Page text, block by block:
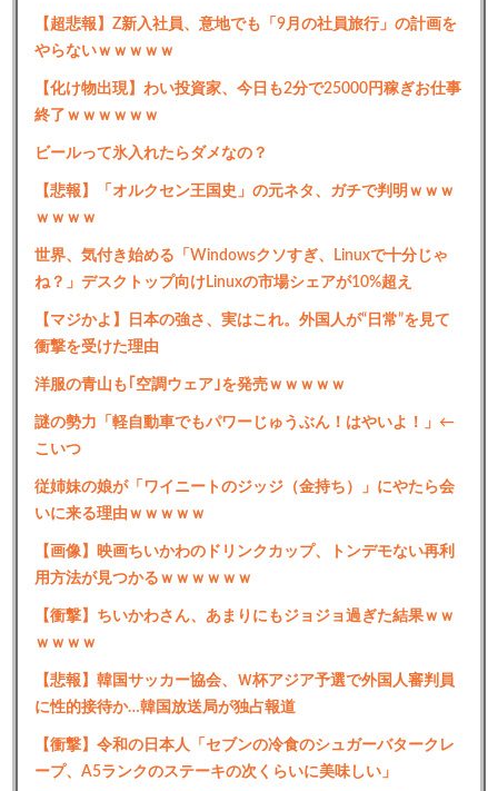
【超悲報】Z新入社員、意地でも「9月の社員旅行」の計画を
やらないｗｗｗｗｗ
【化け物出現】わい投資家、今日も2分で25000円稼ぎお仕事
終了ｗｗｗｗｗｗ
ビールって氷入れたらダメなの？
【悲報】「オルクセン王国史」の元ネタ、ガチで判明ｗｗｗ
ｗｗｗｗ
世界、気付き始める「Windowsクソすぎ、Linuxで十分じゃ
ね？」デスクトップ向けLinuxの市場シェアが10%超え
【マジかよ】日本の強さ、実はこれ。外国人が“日常”を見て
衝撃を受けた理由
洋服の青山も｢空調ウェア｣を発売ｗｗｗｗｗ
謎の勢力「軽自動車でもパワーじゅうぶん！はやいよ！」←
こいつ
従姉妹の娘が「ワイニートのジッジ（金持ち）」にやたら会
いに来る理由ｗｗｗｗｗ
【画像】映画ちいかわのドリンクカップ、トンデモない再利
用方法が見つかるｗｗｗｗｗｗ
【衝撃】ちいかわさん、あまりにもジョジョ過ぎた結果ｗｗ
ｗｗｗｗ
【悲報】韓国サッカー協会、Ｗ杯アジア予選で外国人審判員
に性的接待か…韓国放送局が独占報道
【衝撃】令和の日本人「セブンの冷食のシュガーバタークレ
ープ、A5ランクのステーキの次くらいに美味しい」